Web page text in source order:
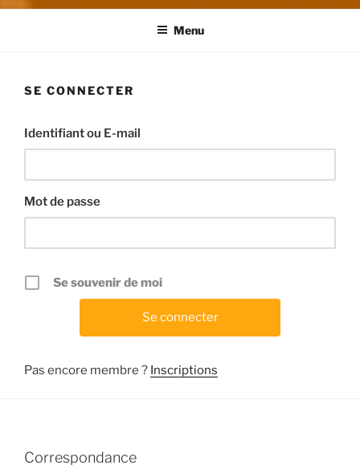
Menu
SE CONNECTER
Identifiant ou E-mail
Mot de passe
Se souvenir de moi
Pas encore membre ? Inscriptions
Correspondance